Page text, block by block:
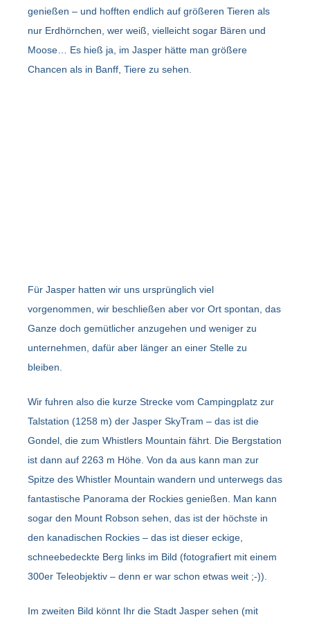
genießen – und hofften endlich auf größeren Tieren als
nur Erdhörnchen, wer weiß, vielleicht sogar Bären und
Moose… Es hieß ja, im Jasper hätte man größere
Chancen als in Banff, Tiere zu sehen.
Für Jasper hatten wir uns ursprünglich viel
vorgenommen, wir beschließen aber vor Ort spontan, das
Ganze doch gemütlicher anzugehen und weniger zu
unternehmen, dafür aber länger an einer Stelle zu
bleiben.
Wir fuhren also die kurze Strecke vom Campingplatz zur
Talstation (1258 m) der Jasper SkyTram – das ist die
Gondel, die zum Whistlers Mountain fährt. Die Bergstation
ist dann auf 2263 m Höhe. Von da aus kann man zur
Spitze des Whistler Mountain wandern und unterwegs das
fantastische Panorama der Rockies genießen. Man kann
sogar den Mount Robson sehen, das ist der höchste in
den kanadischen Rockies – das ist dieser eckige,
schneebedeckte Berg links im Bild (fotografiert mit einem
300er Teleobjektiv – denn er war schon etwas weit ;-)).
Im zweiten Bild könnt Ihr die Stadt Jasper sehen (mit